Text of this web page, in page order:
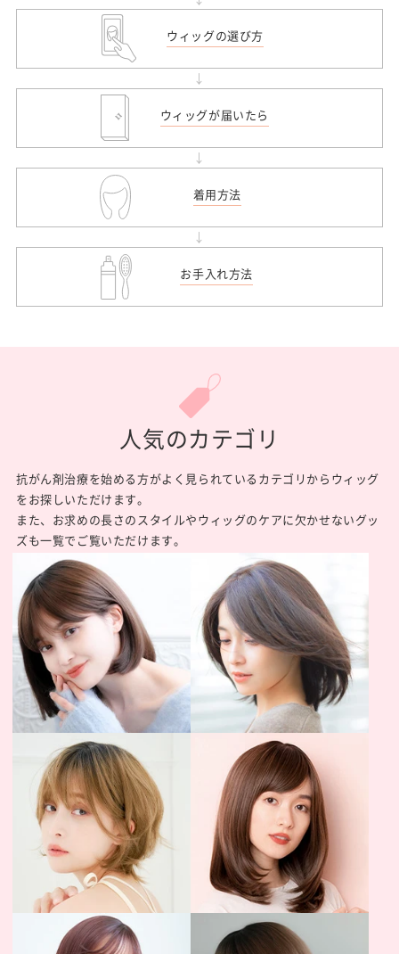
ウィッグの選び方
ウィッグが届いたら
着用方法
お手入れ方法
人気のカテゴリ
抗がん剤治療を始める方がよく見られているカテゴリからウィッグ
をお探しいただけます。
また、お求めの長さのスタイルやウィッグのケアに欠かせないグッ
ズも一覧でご覧いただけます。
天使シリーズ
（人工毛）
天使シリーズ
（人毛）
フルウィッグ
ショート
フルウィッグ
ミディアム